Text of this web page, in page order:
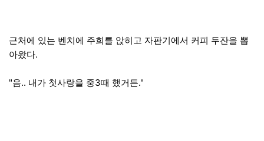
근처에 있는 벤치에 주희를 앉히고 자판기에서 커피 두잔을 뽑
아왔다.
"음.. 내가 첫사랑을 중3때 했거든."